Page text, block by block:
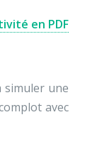
en PDF
simuler une
avec